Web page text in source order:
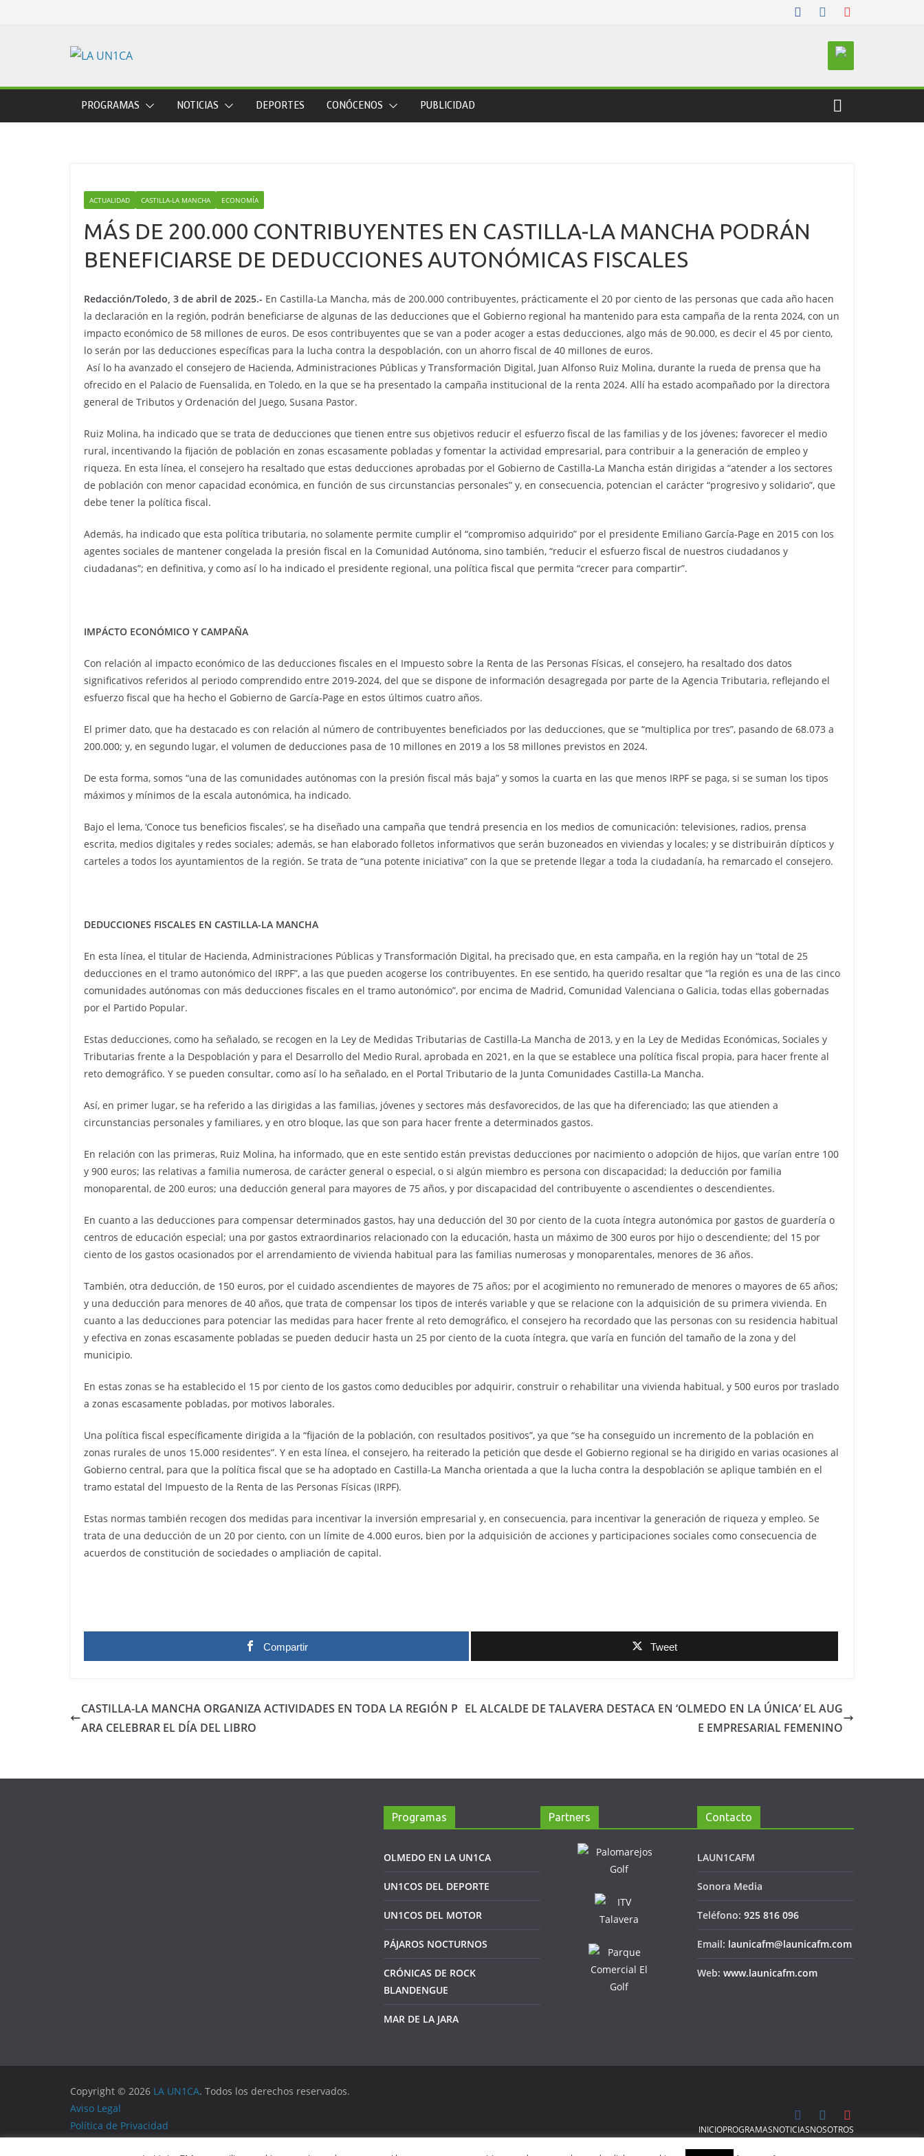
PROGRAMAS NOTICIAS DEPORTES CONÓCENOS PUBLICIDAD
ACTUALIDAD CASTILLA-LA MANCHA ECONOMÍA
MÁS DE 200.000 CONTRIBUYENTES EN CASTILLA-LA MANCHA PODRÁN
BENEFICIARSE DE DEDUCCIONES AUTONÓMICAS FISCALES
Redacción/Toledo, 3 de abril de 2025.- En Castilla-La Mancha, más de 200.000 contribuyentes, prácticamente el 20 por ciento de las personas que cada año hacen
la declaración en la región, podrán beneficiarse de algunas de las deducciones que el Gobierno regional ha mantenido para esta campaña de la renta 2024, con un
impacto económico de 58 millones de euros. De esos contribuyentes que se van a poder acoger a estas deducciones, algo más de 90.000, es decir el 45 por ciento,
lo serán por las deducciones específicas para la lucha contra la despoblación, con un ahorro fiscal de 40 millones de euros.
Así lo ha avanzado el consejero de Hacienda, Administraciones Públicas y Transformación Digital, Juan Alfonso Ruiz Molina, durante la rueda de prensa que ha
ofrecido en el Palacio de Fuensalida, en Toledo, en la que se ha presentado la campaña institucional de la renta 2024. Allí ha estado acompañado por la directora
general de Tributos y Ordenación del Juego, Susana Pastor.
Ruiz Molina, ha indicado que se trata de deducciones que tienen entre sus objetivos reducir el esfuerzo fiscal de las familias y de los jóvenes; favorecer el medio
rural, incentivando la fijación de población en zonas escasamente pobladas y fomentar la actividad empresarial, para contribuir a la generación de empleo y
riqueza. En esta línea, el consejero ha resaltado que estas deducciones aprobadas por el Gobierno de Castilla-La Mancha están dirigidas a “atender a los sectores
de población con menor capacidad económica, en función de sus circunstancias personales” y, en consecuencia, potencian el carácter “progresivo y solidario”, que
debe tener la política fiscal.
Además, ha indicado que esta política tributaria, no solamente permite cumplir el “compromiso adquirido” por el presidente Emiliano García-Page en 2015 con los
agentes sociales de mantener congelada la presión fiscal en la Comunidad Autónoma, sino también, “reducir el esfuerzo fiscal de nuestros ciudadanos y
ciudadanas”; en definitiva, y como así lo ha indicado el presidente regional, una política fiscal que permita “crecer para compartir”.
IMPÁCTO ECONÓMICO Y CAMPAÑA
Con relación al impacto económico de las deducciones fiscales en el Impuesto sobre la Renta de las Personas Físicas, el consejero, ha resaltado dos datos
significativos referidos al periodo comprendido entre 2019-2024, del que se dispone de información desagregada por parte de la Agencia Tributaria, reflejando el
esfuerzo fiscal que ha hecho el Gobierno de García-Page en estos últimos cuatro años.
El primer dato, que ha destacado es con relación al número de contribuyentes beneficiados por las deducciones, que se “multiplica por tres”, pasando de 68.073 a
200.000; y, en segundo lugar, el volumen de deducciones pasa de 10 millones en 2019 a los 58 millones previstos en 2024.
De esta forma, somos “una de las comunidades autónomas con la presión fiscal más baja” y somos la cuarta en las que menos IRPF se paga, si se suman los tipos
máximos y mínimos de la escala autonómica, ha indicado.
Bajo el lema, ‘Conoce tus beneficios fiscales’, se ha diseñado una campaña que tendrá presencia en los medios de comunicación: televisiones, radios, prensa
escrita, medios digitales y redes sociales; además, se han elaborado folletos informativos que serán buzoneados en viviendas y locales; y se distribuirán dípticos y
carteles a todos los ayuntamientos de la región. Se trata de “una potente iniciativa” con la que se pretende llegar a toda la ciudadanía, ha remarcado el consejero.
DEDUCCIONES FISCALES EN CASTILLA-LA MANCHA
En esta línea, el titular de Hacienda, Administraciones Públicas y Transformación Digital, ha precisado que, en esta campaña, en la región hay un “total de 25
deducciones en el tramo autonómico del IRPF”, a las que pueden acogerse los contribuyentes. En ese sentido, ha querido resaltar que “la región es una de las cinco
comunidades autónomas con más deducciones fiscales en el tramo autonómico”, por encima de Madrid, Comunidad Valenciana o Galicia, todas ellas gobernadas
por el Partido Popular.
Estas deducciones, como ha señalado, se recogen en la Ley de Medidas Tributarias de Castilla-La Mancha de 2013, y en la Ley de Medidas Económicas, Sociales y
Tributarias frente a la Despoblación y para el Desarrollo del Medio Rural, aprobada en 2021, en la que se establece una política fiscal propia, para hacer frente al
reto demográfico. Y se pueden consultar, como así lo ha señalado, en el Portal Tributario de la Junta Comunidades Castilla-La Mancha.
Así, en primer lugar, se ha referido a las dirigidas a las familias, jóvenes y sectores más desfavorecidos, de las que ha diferenciado; las que atienden a
circunstancias personales y familiares, y en otro bloque, las que son para hacer frente a determinados gastos.
En relación con las primeras, Ruiz Molina, ha informado, que en este sentido están previstas deducciones por nacimiento o adopción de hijos, que varían entre 100
y 900 euros; las relativas a familia numerosa, de carácter general o especial, o si algún miembro es persona con discapacidad; la deducción por familia
monoparental, de 200 euros; una deducción general para mayores de 75 años, y por discapacidad del contribuyente o ascendientes o descendientes.
En cuanto a las deducciones para compensar determinados gastos, hay una deducción del 30 por ciento de la cuota íntegra autonómica por gastos de guardería o
centros de educación especial; una por gastos extraordinarios relacionado con la educación, hasta un máximo de 300 euros por hijo o descendiente; del 15 por
ciento de los gastos ocasionados por el arrendamiento de vivienda habitual para las familias numerosas y monoparentales, menores de 36 años.
También, otra deducción, de 150 euros, por el cuidado ascendientes de mayores de 75 años; por el acogimiento no remunerado de menores o mayores de 65 años;
y una deducción para menores de 40 años, que trata de compensar los tipos de interés variable y que se relacione con la adquisición de su primera vivienda. En
cuanto a las deducciones para potenciar las medidas para hacer frente al reto demográfico, el consejero ha recordado que las personas con su residencia habitual
y efectiva en zonas escasamente pobladas se pueden deducir hasta un 25 por ciento de la cuota íntegra, que varía en función del tamaño de la zona y del
municipio.
En estas zonas se ha establecido el 15 por ciento de los gastos como deducibles por adquirir, construir o rehabilitar una vivienda habitual, y 500 euros por traslado
a zonas escasamente pobladas, por motivos laborales.
Una política fiscal específicamente dirigida a la “fijación de la población, con resultados positivos”, ya que “se ha conseguido un incremento de la población en
zonas rurales de unos 15.000 residentes”. Y en esta línea, el consejero, ha reiterado la petición que desde el Gobierno regional se ha dirigido en varias ocasiones al
Gobierno central, para que la política fiscal que se ha adoptado en Castilla-La Mancha orientada a que la lucha contra la despoblación se aplique también en el
tramo estatal del Impuesto de la Renta de las Personas Físicas (IRPF).
Estas normas también recogen dos medidas para incentivar la inversión empresarial y, en consecuencia, para incentivar la generación de riqueza y empleo. Se
trata de una deducción de un 20 por ciento, con un límite de 4.000 euros, bien por la adquisición de acciones y participaciones sociales como consecuencia de
acuerdos de constitución de sociedades o ampliación de capital.
Compartir Tweet
CASTILLA-LA MANCHA ORGANIZA ACTIVIDADES EN TODA LA REGIÓN P
ARA CELEBRAR EL DÍA DEL LIBRO
EL ALCALDE DE TALAVERA DESTACA EN ‘OLMEDO EN LA ÚNICA’ EL AUG
E EMPRESARIAL FEMENINO
Programas
OLMEDO EN LA UN1CA
UN1COS DEL DEPORTE
UN1COS DEL MOTOR
PÁJAROS NOCTURNOS
CRÓNICAS DE ROCK
BLANDENGUE
MAR DE LA JARA
Partners Contacto
LAUN1CAFM
Sonora Media
Teléfono: 925 816 096
Email: launicafm@launicafm.com
Web: www.launicafm.com
INICIOPROGRAMASNOTICIASNOSOTROS
Copyright © 2026 LA UN1CA. Todos los derechos reservados.
Aviso Legal
Política de Privacidad